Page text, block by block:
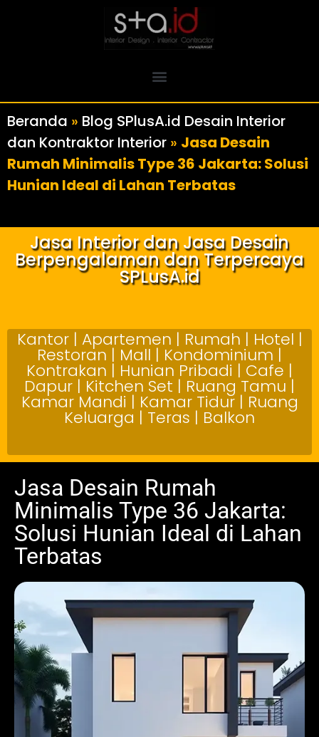
Beranda » Blog SPlusA.id Desain Interior
dan Kontraktor Interior » Jasa Desain
Rumah Minimalis Type 36 Jakarta: Solusi
Hunian Ideal di Lahan Terbatas
Jasa Interior dan Jasa Desain
Berpengalaman dan Terpercaya
SPLusA.id
Kantor | Apartemen | Rumah | Hotel |
Restoran | Mall | Kondominium |
Kontrakan | Hunian Pribadi | Cafe |
Dapur | Kitchen Set | Ruang Tamu |
Kamar Mandi | Kamar Tidur | Ruang
Keluarga | Teras | Balkon
Jasa Desain Rumah
Minimalis Type 36 Jakarta:
Solusi Hunian Ideal di Lahan
Terbatas